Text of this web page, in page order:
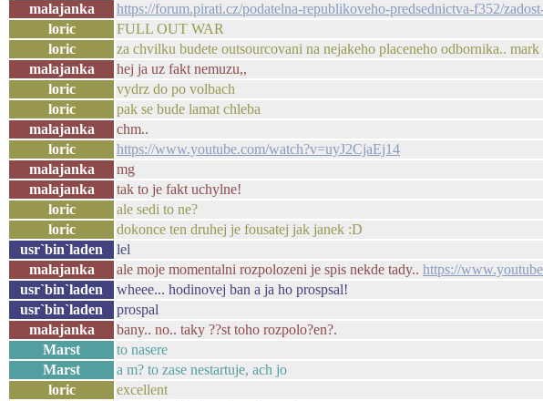
malajanka
https://forum.pirati.cz/podatelna-republikoveho-predsednictva-f352/
loric
FULL OUT WAR
loric
za chvilku budete outsourcovani na nejakeho placeneho odbornika..
malajanka
hej ja uz fakt nemuzu,,
loric
vydrz do po volbach
loric
pak se bude lamat chleba
malajanka
chm..
loric
https://www.youtube.com/watch?v=uyJ2CjaEj14
malajanka
mg
malajanka
tak to je fakt uchylne!
loric
ale sedi to ne?
loric
dokonce ten druhej je fousatej jak janek :D
usr`bin`laden
lel
malajanka
ale moje momentalni rozpolozeni je spis nekde tady.. https://
usr`bin`laden
wheee... hodinovej ban a ja ho prospsal!
usr`bin`laden
prospal
malajanka
bany.. no.. taky ??st toho rozpolo?en?.
Marst
to nasere
Marst
a m? to zase nestartuje, ach jo
loric
excellent